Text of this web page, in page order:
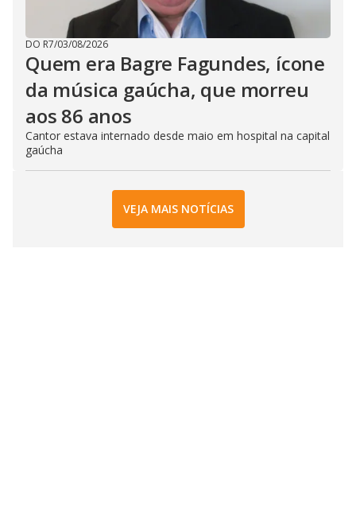
DO R7/03/08/2026
Quem era Bagre Fagundes, ícone
da música gaúcha, que morreu
aos 86 anos
Cantor estava internado desde maio em hospital na capital
gaúcha
VEJA MAIS NOTÍCIAS